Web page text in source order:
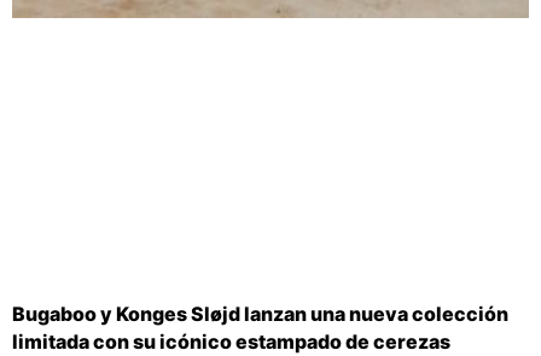
Bugaboo y Konges Sløjd lanzan una nueva colección
limitada con su icónico estampado de cerezas